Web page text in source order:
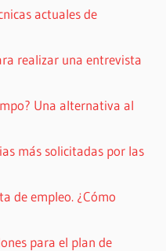
actuales de
realizar una entrevista
Una alternativa al
más solicitadas por las
de empleo. ¿Cómo
para el plan de